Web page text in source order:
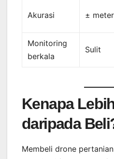
Akurasi ± meter
Monitoring
berkala
Sulit
Kenapa
daripada
Membeli drone